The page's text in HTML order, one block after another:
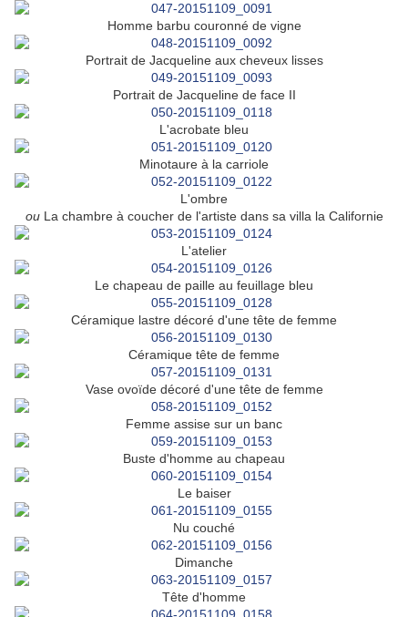
Homme barbu couronné de vigne
Portrait de Jacqueline aux cheveux lisses
Portrait de Jacqueline de face II
L'acrobate bleu
Minotaure à la carriole
L'ombre
ou La chambre à coucher de l'artiste dans sa villa la Californie
L'atelier
Le chapeau de paille au feuillage bleu
Céramique lastre décoré d'une tête de femme
Céramique tête de femme
Vase ovoïde décoré d'une tête de femme
Femme assise sur un banc
Buste d'homme au chapeau
Le baiser
Nu couché
Dimanche
Tête d'homme